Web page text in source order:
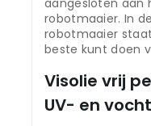
robotmaaier. In
robotmaaier
beste kunt doen
Visolie vrij
UV- en